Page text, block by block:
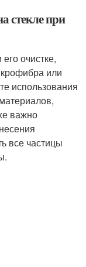
стекле при
очистке,
или
использования
важно
все частицы